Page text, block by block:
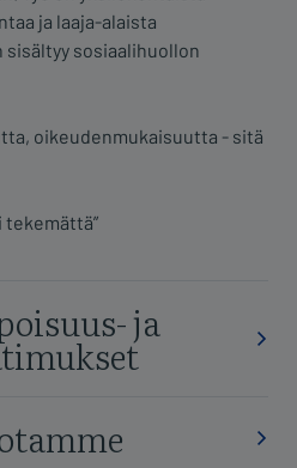
ja laaja-alaista
sosiaalihuollon
oikeudenmukaisuutta - sitä
tekemättä”